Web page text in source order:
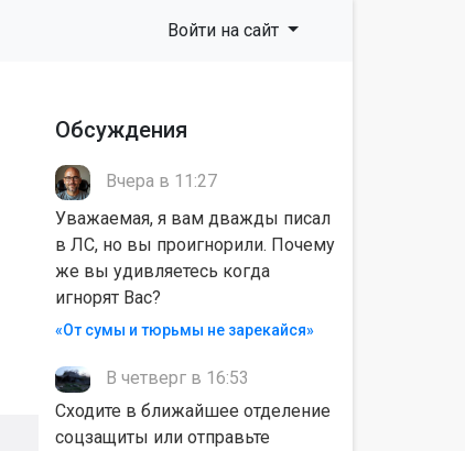
Войти на сайт
Обсуждения
Вчера в 11:27
Уважаемая, я вам дважды писал
в ЛС, но вы проигнорили. Почему
же вы удивляетесь когда
игнорят Вас?
«От сумы и тюрьмы не зарекайся»
В четверг в 16:53
Сходите в ближайшее отделение
соцзащиты или отправьте